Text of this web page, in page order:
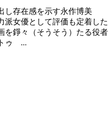
し存在感を示す永作博美
派女優として評価も定着した
を錚々（そうそう）たる役者
ゥ ...